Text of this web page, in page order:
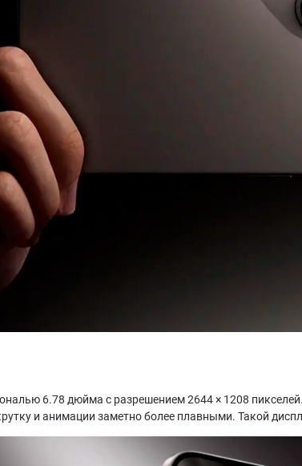
6.78 дюйма с разрешением 2644 × 1208
и анимации заметно более плавными. Такой